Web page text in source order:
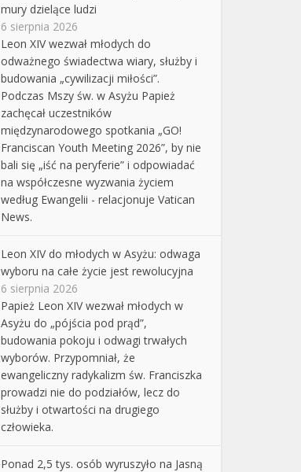
mury dzielące ludzi
6 sierpnia 2026
Leon XIV wezwał młodych do
odważnego świadectwa wiary, służby i
budowania „cywilizacji miłości”.
Podczas Mszy św. w Asyżu Papież
zachęcał uczestników
międzynarodowego spotkania „GO!
Franciscan Youth Meeting 2026”, by nie
bali się „iść na peryferie” i odpowiadać
na współczesne wyzwania życiem
według Ewangelii - relacjonuje Vatican
News.
Leon XIV do młodych w Asyżu: odwaga
wyboru na całe życie jest rewolucyjna
6 sierpnia 2026
Papież Leon XIV wezwał młodych w
Asyżu do „pójścia pod prąd”,
budowania pokoju i odwagi trwałych
wyborów. Przypomniał, że
ewangeliczny radykalizm św. Franciszka
prowadzi nie do podziałów, lecz do
służby i otwartości na drugiego
człowieka.
Ponad 2,5 tys. osób wyruszyło na Jasną